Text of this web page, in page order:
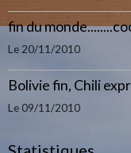
fin du
Le 20/11/2010
Bolivie fin, Chili
Le 09/11/2010